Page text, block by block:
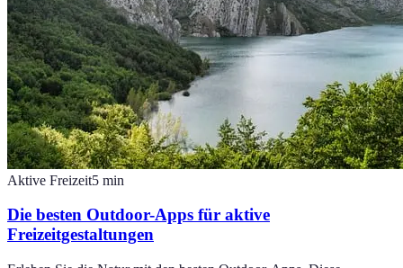
Aktive Freizeit5 min
Die besten Outdoor-Apps für aktive
Freizeitgestaltungen